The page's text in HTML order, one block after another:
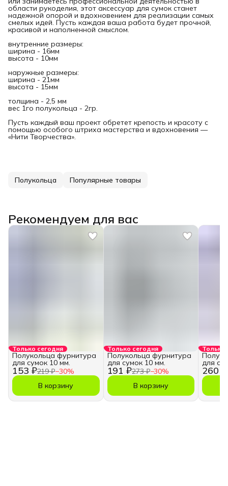
области рукоделия, этот аксессуар для сумок станет
надежной опорой и вдохновением для реализации самых
смелых идей. Пусть каждая ваша работа будет прочной,
красивой и наполненной смыслом.
внутренние размеры:
ширина - 16мм
высота - 10мм
наружные размеры:
ширина - 21мм
высота - 15мм
толщина - 2,5 мм
вес 1го полукольца - 2гр.
Пусть каждый ваш проект обретет крепость и красоту с
помощью особого штриха мастерства и вдохновения —
«Нити Творчества».
Полукольца Популярные товары
Рекомендуем для вас
Только сегодня
153 ₽219 ₽−30%
Полукольца фурнитура
для сумок 10 мм.
В корзину
Только сегодня
191 ₽273 ₽−30%
Полукольца фурнитура
для сумок 10 мм.
В корзину
Только
260 ₽
для